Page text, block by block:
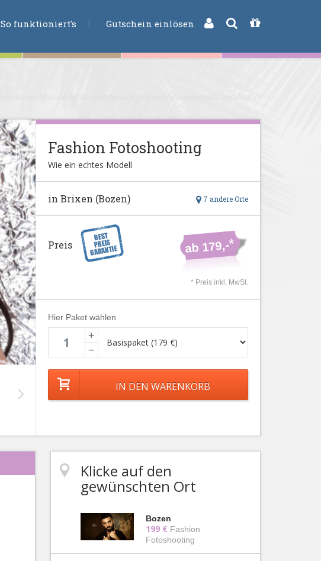
So funktioniert's Gutschein einlösen
Fashion Fotoshooting
Wie ein echtes Modell
7 andere Orte
in Brixen (Bozen)
ab 179,-*
Preis
* Preis inkl. MwSt.
Hier Paket wählen
+
−
Klicke auf den
gewünschten Ort
Bozen
199 € Fashion
Fotoshooting